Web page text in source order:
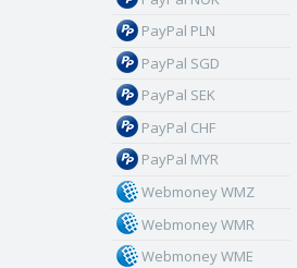
PayPal PLN
PayPal SGD
PayPal SEK
PayPal CHF
PayPal MYR
Webmoney WMZ
Webmoney WMR
Webmoney WME